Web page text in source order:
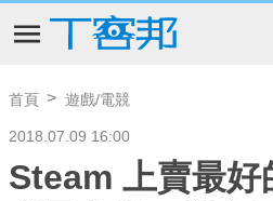
首頁 遊戲/電競
2018.07.09 16:00
Steam 上賣最好